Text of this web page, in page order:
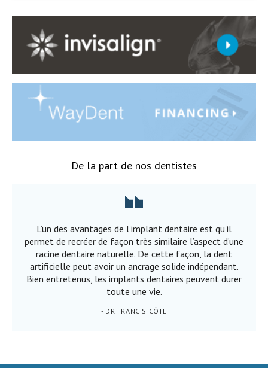
De la part de nos dentistes
L’un des avantages de l’implant dentaire est qu’il
permet de recréer de façon très similaire l’aspect d’une
racine dentaire naturelle. De cette façon, la dent
artificielle peut avoir un ancrage solide indépendant.
Bien entretenus, les implants dentaires peuvent durer
toute une vie.
- DR FRANCIS CÔTÉ